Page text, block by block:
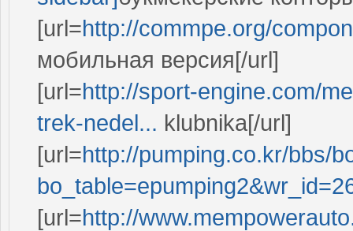
[url=http://commpe.org/
мобильная версия[/url]
[url=http://sport-engine.com/
trek-nedel... klubnika[/url]
[url=http://pumping.co.kr/bbs/
[url=http://